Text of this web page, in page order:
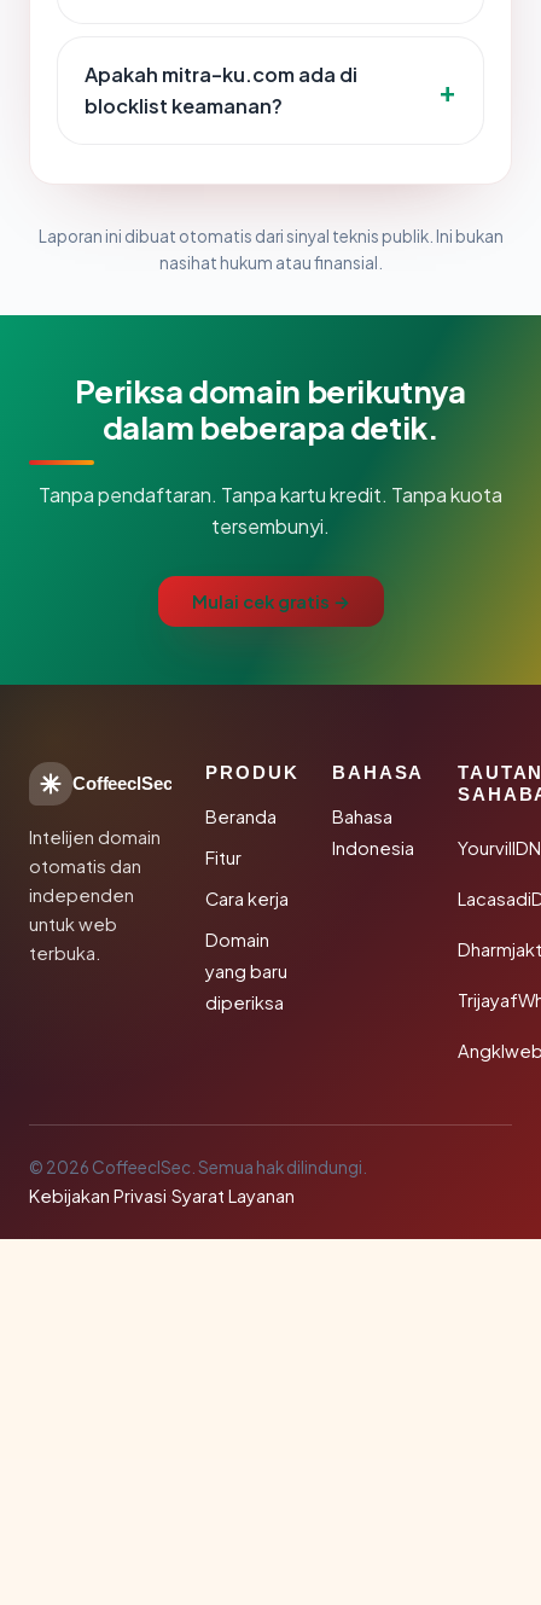
Apakah mitra-ku.com ada di
blocklist keamanan?
Laporan ini dibuat otomatis dari sinyal teknis publik. Ini bukan
nasihat hukum atau finansial.
Periksa domain berikutnya
dalam beberapa detik.
Tanpa pendaftaran. Tanpa kartu kredit. Tanpa kuota
tersembunyi.
Mulai cek gratis →
CoffeeclSec
Intelijen domain
otomatis dan
independen
untuk web
terbuka.
PRODUK
Beranda
Fitur
Cara kerja
Domain
yang baru
diperiksa
BAHASA
Bahasa
Indonesia
© 2026 CoffeeclSec. Semua hak dilindungi.
Kebijakan Privasi·Syarat Layanan